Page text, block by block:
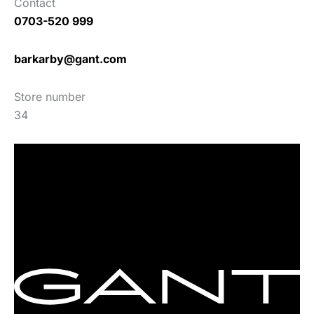
0703-520 999
barkarby@gant.com
Store number
34